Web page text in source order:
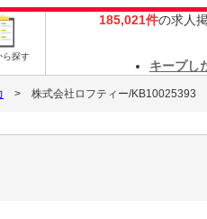
ら探す
185,021件の求人
キープし
株式会社ロフティー/KB10025393